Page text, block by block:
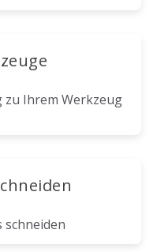
zu Ihrem Werkzeug
schneiden